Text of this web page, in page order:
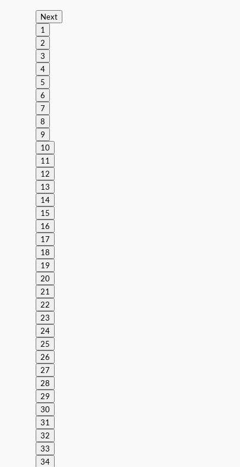
Next
1
2
3
4
5
6
7
8
9
10
11
12
13
14
15
16
17
18
19
20
21
22
23
24
25
26
27
28
29
30
31
32
33
34